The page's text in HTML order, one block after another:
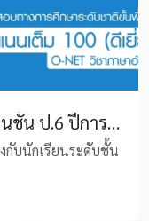
โรงเรียนชินวร ร่วมยินดีกับนักเรียนชั้น ป.6 ปีการศึกษา 2568 คว้าคะแนน O-NET ดีเยี่ยม
กับนักเรียนระดับชั้น